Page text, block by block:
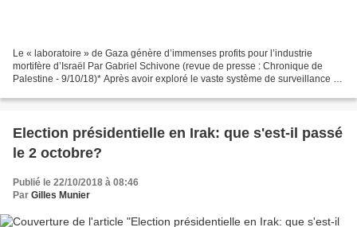
Le « laboratoire » de Gaza génère d’immenses profits pour l’industrie
mortifère d’Israël Par Gabriel Schivone (revue de presse : Chronique de
Palestine - 9/10/18)* Après avoir exploré le vaste système de surveillance le
Election présidentielle en Irak: que s'est-il passé
le 2 octobre?
Publié le 22/10/2018 à 08:46
Par Gilles Munier